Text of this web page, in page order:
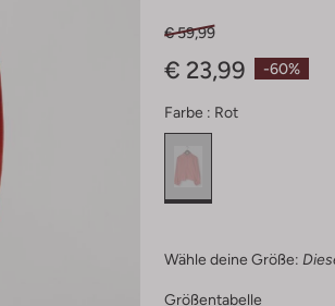
-60%
€ 59,99
€ 23,99
Farbe : Rot
Wähle deine Größe:
Größentabelle